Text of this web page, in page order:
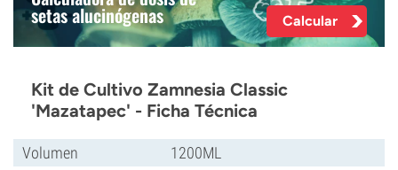
setas alucinógenas Calcular
Kit de Cultivo Zamnesia Classic
'Mazatapec' - Ficha Técnica
Volumen
1200ML